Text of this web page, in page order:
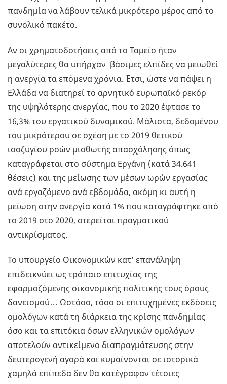
πανδημία να λάβουν τελικά μικρότερο μέρος από το
συνολικό πακέτο.
Αν οι χρηματοδοτήσεις από το Ταμείο ήταν
μεγαλύτερες θα υπήρχαν βάσιμες ελπίδες να μειωθεί
η ανεργία τα επόμενα χρόνια. Έτσι, ώστε να πάψει η
Ελλάδα να διατηρεί το αρνητικό ευρωπαϊκό ρεκόρ
της υψηλότερης ανεργίας, που το 2020 έφτασε το
16,3% του εργατικού δυναμικού. Μάλιστα, δεδομένου
του μικρότερου σε σχέση με το 2019 θετικού
ισοζυγίου ροών μισθωτής απασχόλησης όπως
καταγράφεται στο σύστημα Εργάνη (κατά 34.641
θέσεις) και της μείωσης των μέσων ωρών εργασίας
ανά εργαζόμενο ανά εβδομάδα, ακόμη κι αυτή η
μείωση στην ανεργία κατά 1% που καταγράφτηκε από
το 2019 στο 2020, στερείται πραγματικού
αντικρίσματος.
Το υπουργείο Οικονομικών κατ’ επανάληψη
επιδεικνύει ως τρόπαιο επιτυχίας της
εφαρμοζόμενης οικονομικής πολιτικής τους όρους
δανεισμού… Ωστόσο, τόσο οι επιτυχημένες εκδόσεις
ομολόγων κατά τη διάρκεια της κρίσης πανδημίας
όσο και τα επιτόκια όσων ελληνικών ομολόγων
αποτελούν αντικείμενο διαπραγμάτευσης στην
δευτερογενή αγορά και κυμαίνονται σε ιστορικά
χαμηλά επίπεδα δεν θα κατέγραφαν τέτοιες